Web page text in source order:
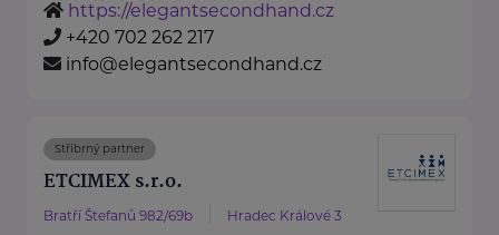
https://elegantsecondhand.cz
+420 702 262 217
info@elegantsecondhand.cz
Stříbrný partner
ETCIMEX s.r.o.
Bratří Štefanů 982/69b Hradec Králové 3